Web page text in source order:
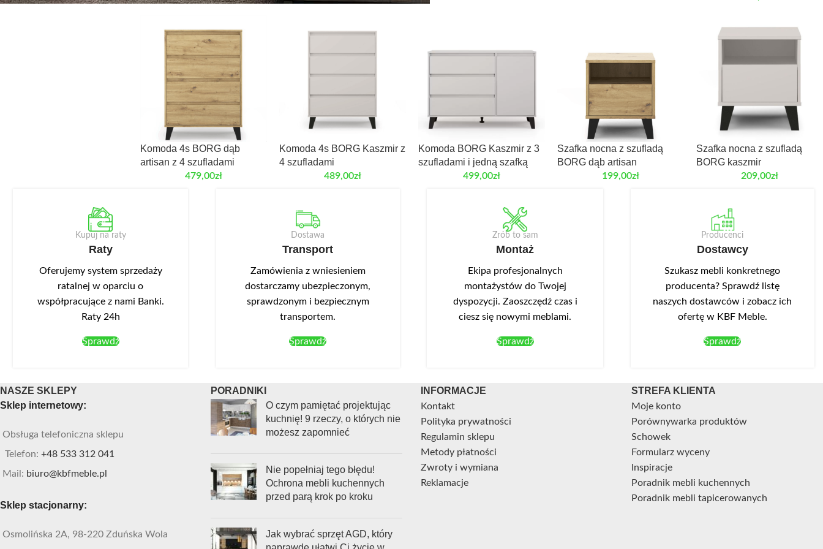
Komoda 4s BORG dąb
artisan z 4 szufladami
479,00zł
Komoda 4s BORG Kaszmir z
4 szufladami
489,00zł
Komoda BORG Kaszmir z 3
szufladami i jedną szafką
499,00zł
Szafka nocna z szufladą
BORG dąb artisan
199,00zł
Szafka nocna z szufladą
BORG kaszmir
209,00zł
Kupuj na raty
Raty
Oferujemy system sprzedaży
ratalnej w oparciu o
współpracujące z nami Banki.
Raty 24h
Sprawdź
Dostawa
Transport
Zamówienia z wniesieniem
dostarczamy ubezpieczonym,
sprawdzonym i bezpiecznym
transportem.
Sprawdź
Zrób to sam
Montaż
Ekipa profesjonalnych
montażystów do Twojej
dyspozycji. Zaoszczędź czas i
ciesz się nowymi meblami.
Sprawdź
Producenci
Dostawcy
Szukasz mebli konkretnego
producenta? Sprawdź listę
naszych dostawców i zobacz ich
ofertę w KBF Meble.
Sprawdź
NASZE SKLEPY
Sklep internetowy:
Obsługa telefoniczna sklepu
Telefon: +48 533 312 041
Mail: biuro@kbfmeble.pl
Sklep stacjonarny:
Osmolińska 2A, 98-220 Zduńska Wola
PORADNIKI
O czym pamiętać projektując
kuchnię! 9 rzeczy, o których nie
możesz zapomnieć
Nie popełniaj tego błędu!
Ochrona mebli kuchennych
przed parą krok po kroku
Jak wybrać sprzęt AGD, który
INFORMACJE
Kontakt
Polityka prywatności
Regulamin sklepu
Metody płatności
Zwroty i wymiana
Reklamacje
STREFA KLIENTA
Moje konto
Porównywarka produktów
Schowek
Formularz wyceny
Inspiracje
Poradnik mebli kuchennych
Poradnik mebli tapicerowanych